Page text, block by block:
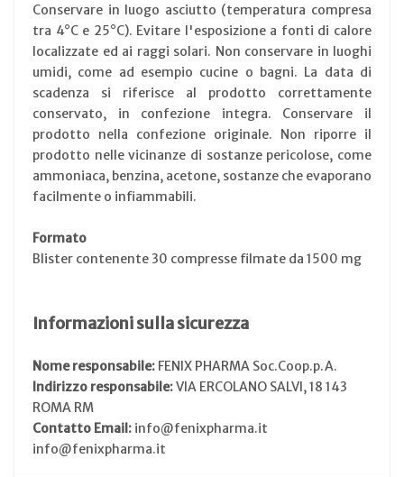
Conservare in luogo asciutto (temperatura compresa
tra 4°C e 25°C). Evitare l'esposizione a fonti di calore
localizzate ed ai raggi solari. Non conservare in luoghi
umidi, come ad esempio cucine o bagni. La data di
scadenza si riferisce al prodotto correttamente
conservato, in confezione integra. Conservare il
prodotto nella confezione originale. Non riporre il
prodotto nelle vicinanze di sostanze pericolose, come
ammoniaca, benzina, acetone, sostanze che evaporano
facilmente o infiammabili.
Formato
Blister contenente 30 compresse filmate da 1500 mg
Informazioni sulla sicurezza
Nome responsabile: FENIX PHARMA Soc.Coop.p.A.
Indirizzo responsabile:VIA ERCOLANO SALVI, 18 143
ROMA RM
Contatto Email: info@fenixpharma.it
info@fenixpharma.it